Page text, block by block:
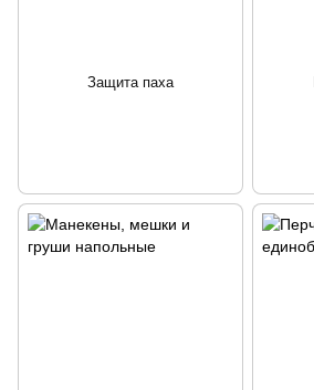
Защита паха